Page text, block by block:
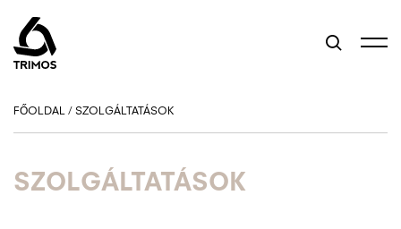
FŐOLDAL / SZOLGÁLTATÁSOK
SZOLGÁLTATÁSOK